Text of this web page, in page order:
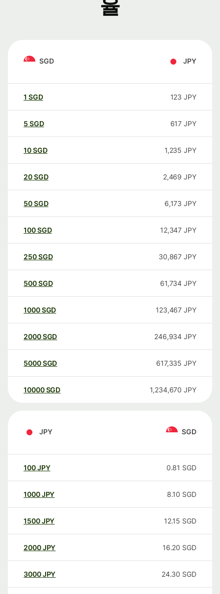
율
SGD JPY
1 SGD 123 JPY
5 SGD 617 JPY
10SGD 1,235 JPY
20SGD 2,469 JPY
50SGD 6,173 JPY
100SGD 12,347 JPY
250SGD 30,867 JPY
500SGD 61,734 JPY
1000SGD 123,467 JPY
2000SGD 246,934 JPY
5000SGD 617,335 JPY
10000 SGD 1,234,670 JPY
JPY SGD
100JPY 0.81 SGD
1000JPY 8.10 SGD
1500JPY 12.15 SGD
2000JPY 16.20 SGD
3000JPY 24.30 SGD